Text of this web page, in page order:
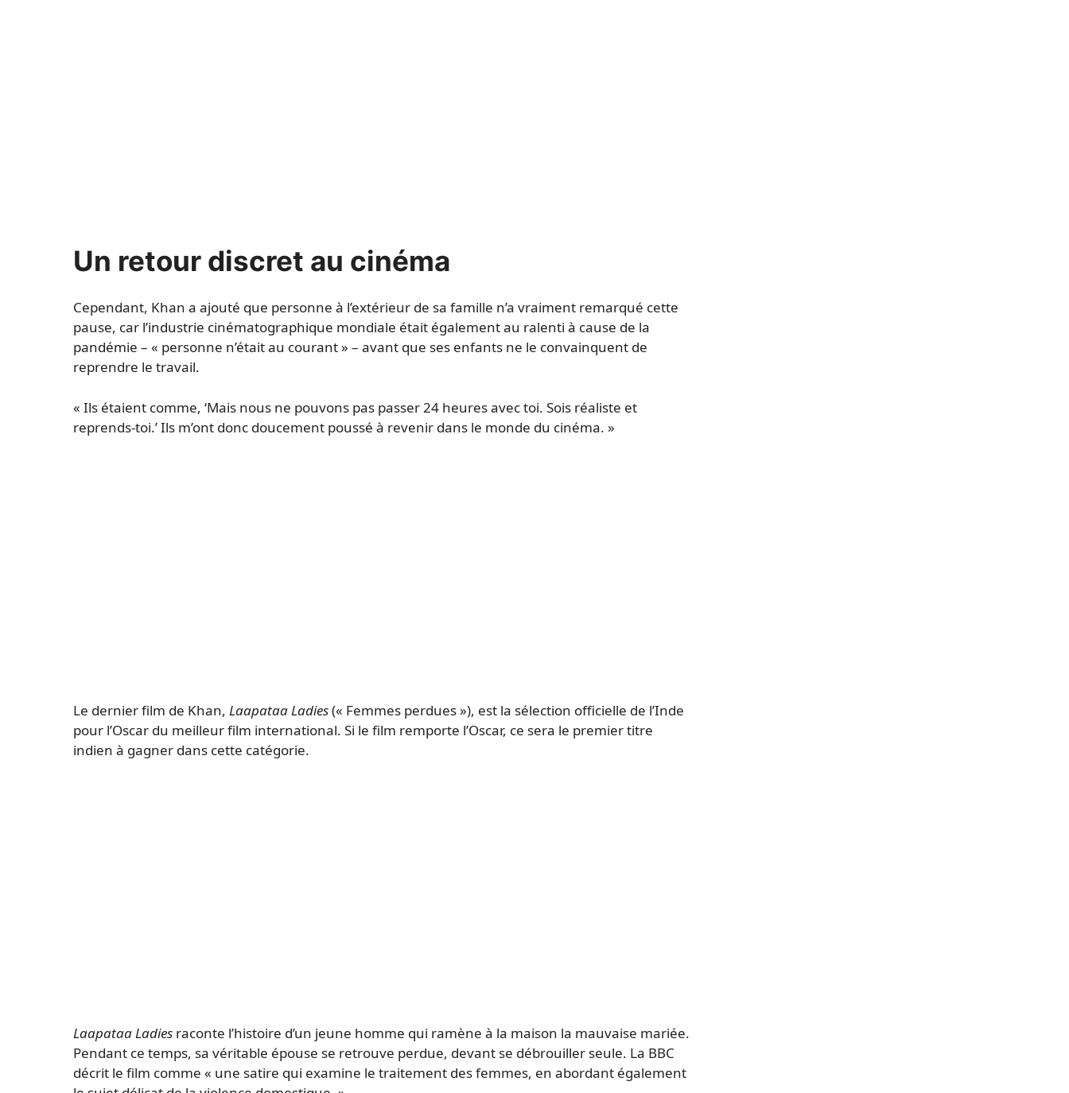
Un retour discret au cinéma
Cependant, Khan a ajouté que personne à l’extérieur de sa famille n’a vraiment remarqué cette
pause, car l’industrie cinématographique mondiale était également au ralenti à cause de la
pandémie – « personne n’était au courant » – avant que ses enfants ne le convainquent de
reprendre le travail.
« Ils étaient comme, ‘Mais nous ne pouvons pas passer 24 heures avec toi. Sois réaliste et
reprends-toi.’ Ils m’ont donc doucement poussé à revenir dans le monde du cinéma. »
Le dernier film de Khan, Laapataa Ladies(« Femmes perdues »), est la sélection officielle de l’Inde
pour l’Oscar du meilleur film international. Si le film remporte l’Oscar, ce sera le premier titre
indien à gagner dans cette catégorie.
Laapataa Ladies raconte l’histoire d’un jeune homme qui ramène à la maison la mauvaise mariée.
Pendant ce temps, sa véritable épouse se retrouve perdue, devant se débrouiller seule. La BBC
décrit le film comme « une satire qui examine le traitement des femmes, en abordant également